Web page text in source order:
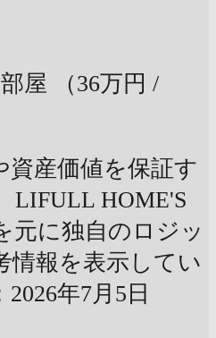
屋
（36万円 /
資産価値を保証す
LIFULL HOME'S
元に独自のロジッ
情報を表示してい
年7月5日